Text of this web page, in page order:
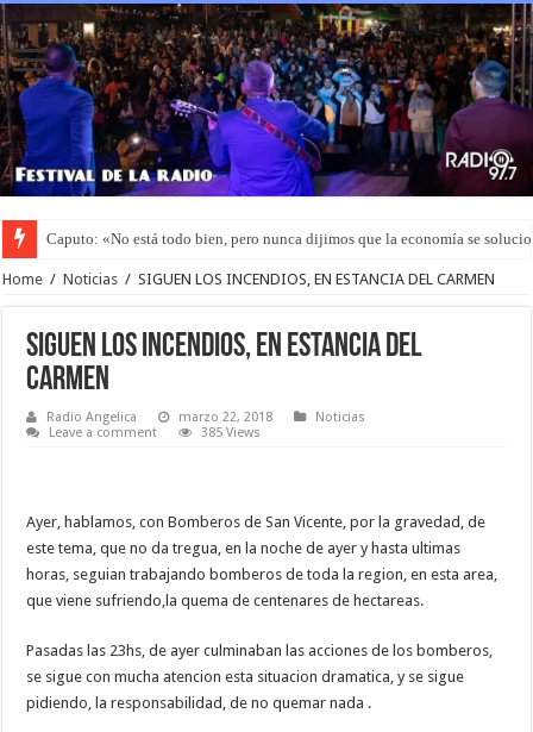
Caputo: «No está todo bien, pero nunca dijimos que la economía se
Home / Noticias / SIGUEN LOS INCENDIOS, EN ESTANCIA DEL CARMEN
SIGUEN LOS INCENDIOS, EN ESTANCIA DEL
CARMEN
Radio Angelica marzo 22, 2018
Noticias
Leave a comment
385 Views
Ayer, hablamos, con Bomberos de San Vicente, por la gravedad, de
este tema, que no da tregua, en la noche de ayer y hasta ultimas
horas, seguian trabajando bomberos de toda la region, en esta area,
que viene sufriendo,la quema de centenares de hectareas.
Pasadas las 23hs, de ayer culminaban las acciones de los bomberos,
se sigue con mucha atencion esta situacion dramatica, y se sigue
pidiendo, la responsabilidad, de no quemar nada .